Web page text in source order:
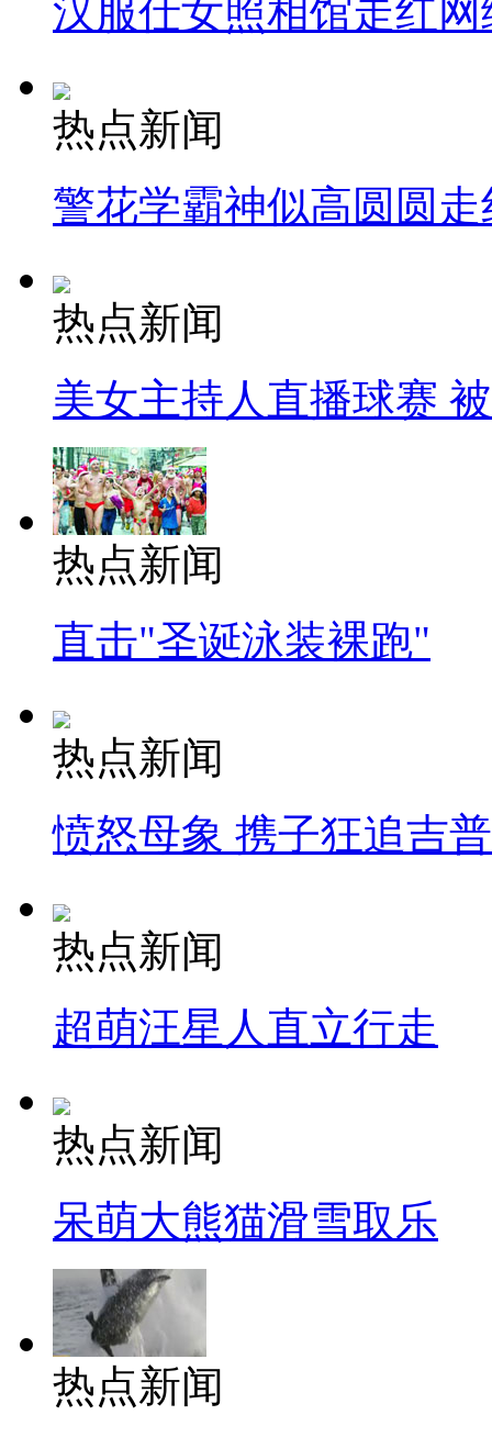
汉服仕女照相馆走红网
热点新闻
警花学霸神似高圆圆走
热点新闻
美女主持人直播球赛
热点新闻
直击"圣诞泳装裸跑"
热点新闻
愤怒母象 携子狂追吉
热点新闻
超萌汪星人直立行走
热点新闻
呆萌大熊猫滑雪取乐
热点新闻